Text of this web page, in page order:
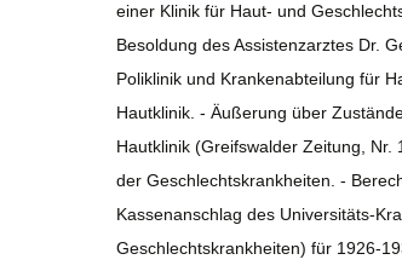
einer Klinik für Haut- und
Besoldung des Assistenzarztes Dr.
Poliklinik und Krankenabteilung für
Hautklinik. - Äußerung über
Hautklinik (Greifswalder Zeitung,
der Geschlechtskrankheiten. -
Kassenanschlag des Universitäts-
Geschlechtskrankheiten) für 1926-